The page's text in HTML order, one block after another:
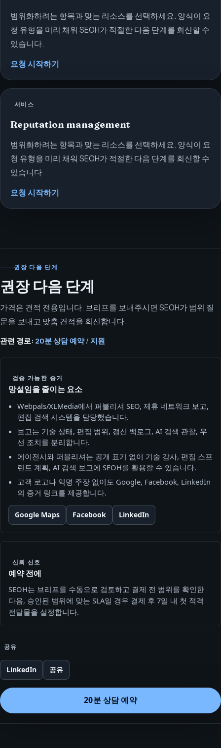
범위화하려는 항목과 맞는 리소스를 선택하세요. 양식이 요
청 유형을 미리 채워 SEOH가 적절한 다음 단계를 회신할 수
있습니다.
요청 시작하기
서비스
Reputation management
범위화하려는 항목과 맞는 리소스를 선택하세요. 양식이 요
청 유형을 미리 채워 SEOH가 적절한 다음 단계를 회신할 수
있습니다.
요청 시작하기
권장 다음 단계
권장 다음 단계
가격은 견적 전용입니다. 브리프를 보내주시면 SEOH가 범위 질
문을 보내고 맞춤 견적을 회신합니다.
관련 경로: 20분 상담 예약/ 지원
검증 가능한 증거
망설임을 줄이는 요소
Webpals/XLMedia에서 퍼블리셔 SEO, 제휴 네트워크 보고,
편집 검색 시스템을 담당했습니다.
보고는 기술 상태, 편집 범위, 갱신 백로그, AI 검색 관찰, 우
선 조치를 분리합니다.
에이전시와 퍼블리셔는 공개 표기 없이 기술 감사, 편집 스프
린트 계획, AI 검색 보고에 SEOH를 활용할 수 있습니다.
고객 로고나 익명 주장 없이도 Google, Facebook, LinkedIn
의 증거 링크를 제공합니다.
Google Maps Facebook LinkedIn
신뢰 신호
예약 전에
SEOH는 브리프를 수동으로 검토하고 결제 전 범위를 확인한
다음, 승인된 범위에 맞는 SLA일 경우 결제 후 7일 내 첫 적격
전달물을 설정합니다.
공유
LinkedIn 공유
20분 상담 예약